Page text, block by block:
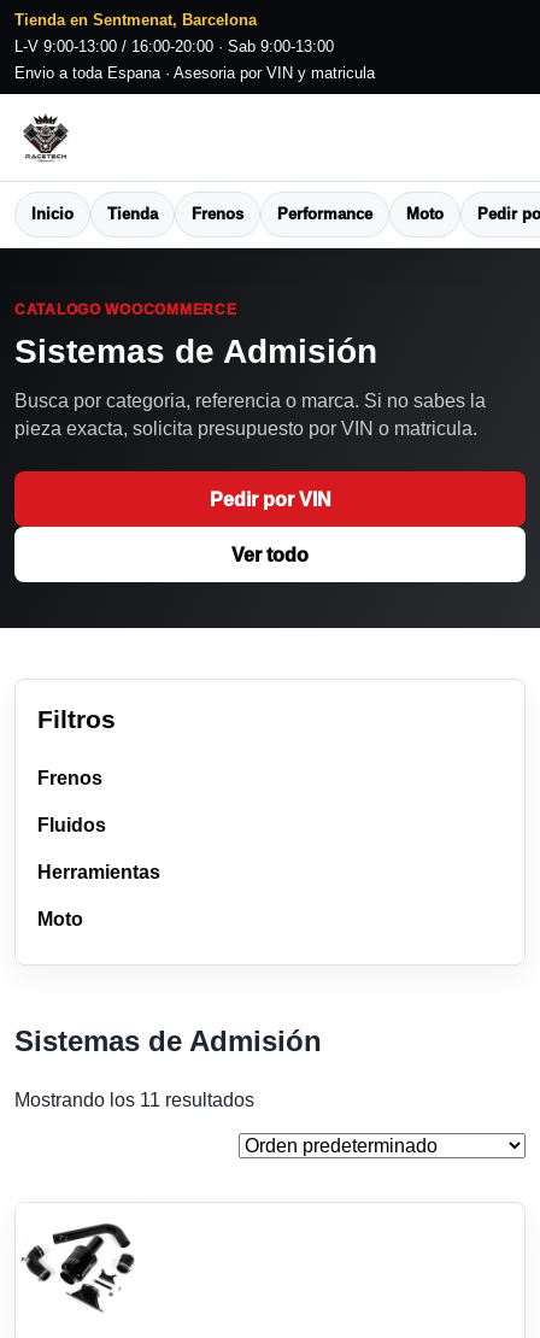
Tienda en Sentmenat, Barcelona
L-V 9:00-13:00 / 16:00-20:00 · Sab 9:00-13:00
Envio a toda Espana · Asesoria por VIN y matricula
Inicio Tienda Frenos Performance Moto Pedir
CATALOGO WOOCOMMERCE
Sistemas de Admisión
Busca por categoria, referencia o marca. Si no sabes la
pieza exacta, solicita presupuesto por VIN o matricula.
Pedir por VIN
Ver todo
Filtros
Frenos
Fluidos
Herramientas
Moto
Sistemas de Admisión
Mostrando los 11 resultados